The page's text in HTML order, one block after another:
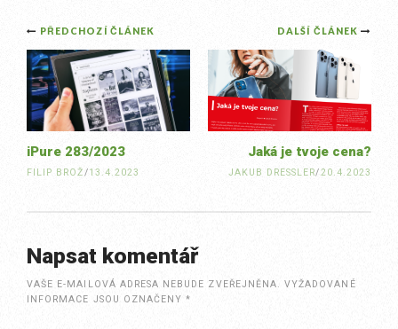
Post
navigation
DALŠÍ ČLÁNEK
Jaká je tvoje cena?
JAKUB DRESSLER/20.4.2023
PŘEDCHOZÍ ČLÁNEK
iPure 283/2023
FILIP BROŽ/13.4.2023
Napsat komentář
VAŠE E-MAILOVÁ ADRESA NEBUDE ZVEŘEJNĚNA. VYŽADOVANÉ
INFORMACE JSOU OZNAČENY*